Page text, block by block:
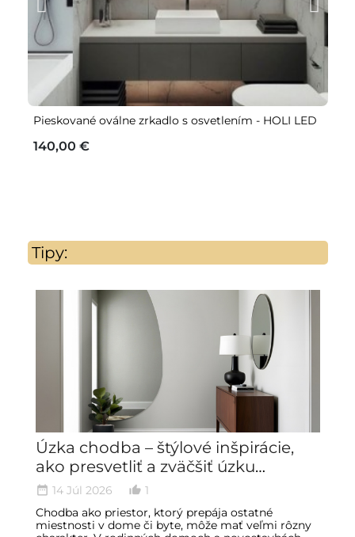
Pieskované oválne zrkadlo s osvetlením - HOLI LED
140,00 €
Tipy:
Úzka chodba – štýlové inšpirácie,
ako presvetliť a zväčšiť úzku
predsieň
date_range 14 Júl 2026 thumb_up_alt 1
Chodba ako priestor, ktorý prepája ostatné
miestnosti v dome či byte, môže mať veľmi rôzny